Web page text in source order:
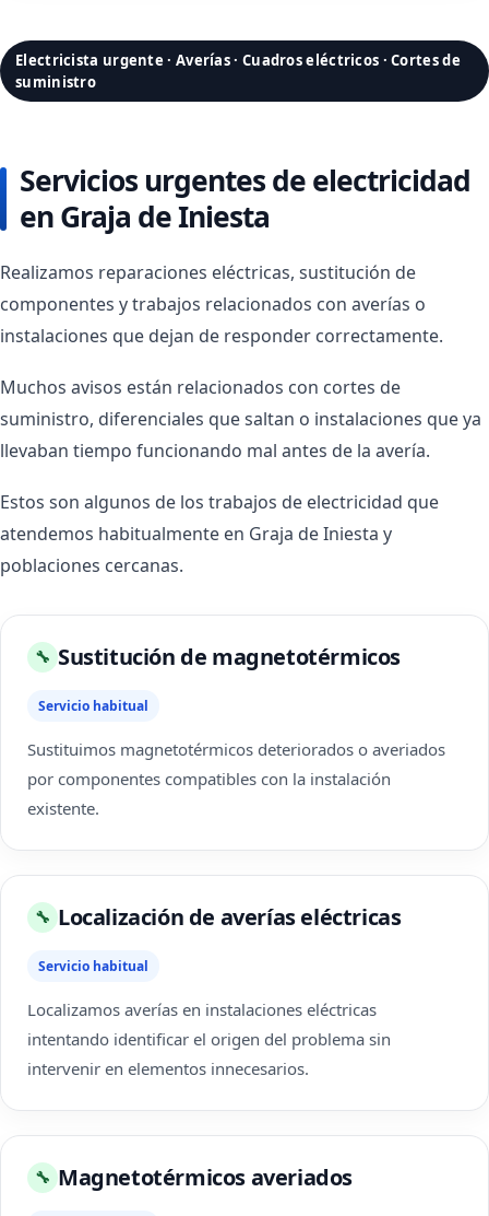
Electricista urgente · Averías · Cuadros eléctricos · Cortes de
suministro
Servicios urgentes de electricidad
en Graja de Iniesta
Realizamos reparaciones eléctricas, sustitución de
componentes y trabajos relacionados con averías o
instalaciones que dejan de responder correctamente.
Muchos avisos están relacionados con cortes de
suministro, diferenciales que saltan o instalaciones que ya
llevaban tiempo funcionando mal antes de la avería.
Estos son algunos de los trabajos de electricidad que
atendemos habitualmente en Graja de Iniesta y
poblaciones cercanas.
🔧 Sustitución de magnetotérmicos
Servicio habitual
Sustituimos magnetotérmicos deteriorados o averiados
por componentes compatibles con la instalación
existente.
🔧 Localización de averías eléctricas
Servicio habitual
Localizamos averías en instalaciones eléctricas
intentando identificar el origen del problema sin
intervenir en elementos innecesarios.
🔧 Magnetotérmicos averiados